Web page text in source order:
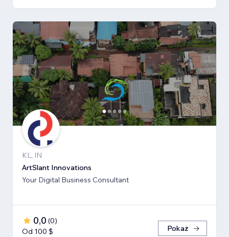
KL, IN
ArtSlant Innovations
Your Digital Business Consultant
0,0 (0)
Od 100 $
Pokaż